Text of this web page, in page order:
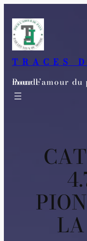
contenu
TRACES
Pour l’amour du pays, par les yeux du monde